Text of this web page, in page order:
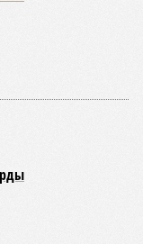
после периода
Но всё
в реки,
весенние ливни
в
накрыло
собой
что равно
Калужским